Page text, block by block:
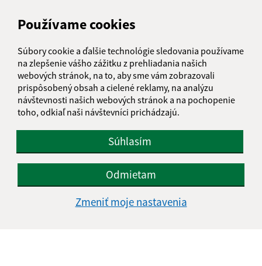
Používame cookies
Súbory cookie a ďalšie technológie sledovania používame
na zlepšenie vášho zážitku z prehliadania našich
webových stránok, na to, aby sme vám zobrazovali
prispôsobený obsah a cielené reklamy, na analýzu
návštevnosti našich webových stránok a na pochopenie
toho, odkiaľ naši návštevníci prichádzajú.
Súhlasím
Odmietam
Zmeniť moje nastavenia
13.07.2026
Pozvánka-Púť k sv.Anne 2026